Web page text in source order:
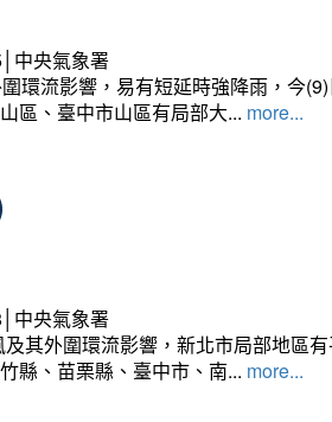
中央氣象署
環流影響，易有短延時強降雨，今
區、臺中市山區有局部大... more...
中央氣象署
其外圍環流影響，新北市局部地區
縣、苗栗縣、臺中市、南... more...